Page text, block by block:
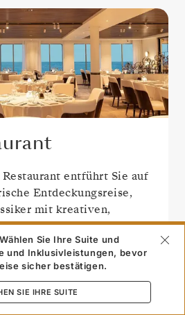
Restaurant entführt Sie auf
Entdeckungsreise,
mit kreativen,
Kreationen verbindet
den Charakter Ihrer
Sie Ihre Suite und
und Inklusivleistungen, bevor
sicher bestätigen.
SIE IHRE SUITE